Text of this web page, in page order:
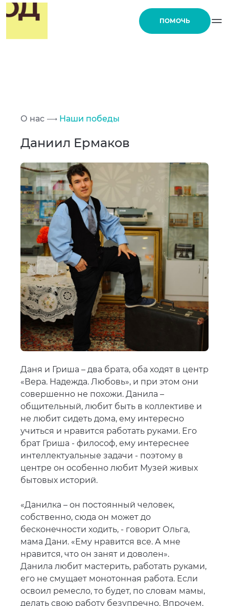
ПОМОЧЬ
О нас Наши победы
Даниил Ермаков
Даня и Гриша – два брата, оба ходят в центр
«Вера. Надежда. Любовь», и при этом они
совершенно не похожи. Данила –
общительный, любит быть в коллективе и
не любит сидеть дома, ему интересно
учиться и нравится работать руками. Его
брат Гриша - философ, ему интереснее
интеллектуальные задачи - поэтому в
центре он особенно любит Музей живых
бытовых историй.
«Данилка – он постоянный человек,
собственно, сюда он может до
бесконечности ходить, - говорит Ольга,
мама Дани. «Ему нравится все. А мне
нравится, что он занят и доволен».
Данила любит мастерить, работать руками,
его не смущает монотонная работа. Если
освоил ремесло, то будет, по словам мамы,
делать свою работу безупречно. Впрочем,